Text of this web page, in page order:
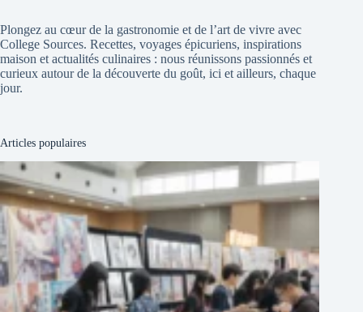
Plongez au cœur de la gastronomie et de l’art de vivre avec
College Sources. Recettes, voyages épicuriens, inspirations
maison et actualités culinaires : nous réunissons passionnés et
curieux autour de la découverte du goût, ici et ailleurs, chaque
jour.
Articles populaires